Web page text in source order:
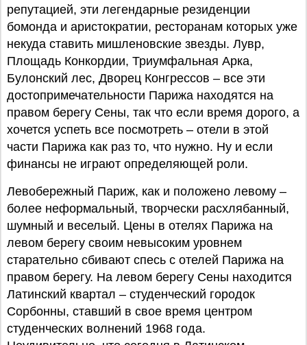
репутацией, эти легендарные резиденции
бомонда и аристократии, ресторанам которых уже
некуда ставить мишленовские звезды. Лувр,
Площадь Конкордии, Триумфальная Арка,
Булонский лес, Дворец Конгрессов – все эти
достопримечательности Парижа находятся на
правом берегу Сены, так что если время дорого, а
хочется успеть все посмотреть – отели в этой
части Парижа как раз то, что нужно. Ну и если
финансы не играют определяющей роли.
Левобережный Париж, как и положено левому –
более неформальный, творчески расхлябанный,
шумный и веселый. Цены в отелях Парижа на
левом берегу своим невысоким уровнем
старательно сбивают спесь с отелей Парижа на
правом берегу. На левом берегу Сены находится
Латинский квартал – студенческий городок
Сорбонны, ставший в свое время центром
студенческих волнений 1968 года.